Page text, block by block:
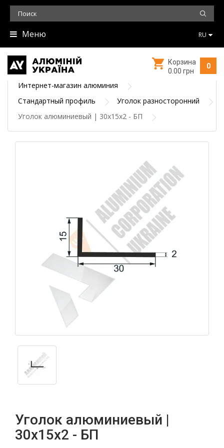
Меню RU
0
Корзина
0.00 грн
Интернет-магазин алюминия
Стандартный профиль
Уголок разносторонний
Уголок алюминиевый | 30х15х2 - БП
Уголок алюминиевый |
30х15х2 - БП